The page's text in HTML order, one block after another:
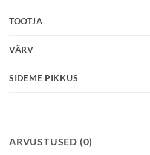
TOOTJA
VÄRV
SIDEME PIKKUS
ARVUSTUSED (0)